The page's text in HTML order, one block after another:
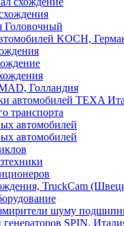
Головочный
KOCH,
Голландия
автомобилей TEXA
транспорта
автомобилей
автомобилей
TruckCam
шуму
SPIN,